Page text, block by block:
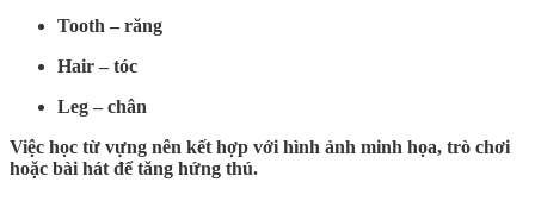
Tooth – răng
Hair – tóc
Leg – chân
Việc học từ vựng nên kết hợp với hình ảnh minh họa, trò chơi
hoặc bài hát để tăng hứng thú.